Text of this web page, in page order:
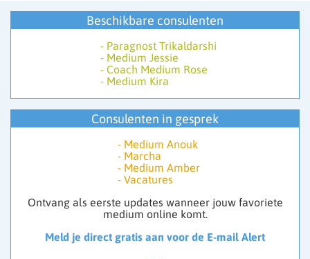
- Fotoreading
- Sjamaan
“We selecteren onze medewerkers met zorg”
Wij bieden je een professionele werkomgeving waarin
je talenten tot hun recht komen.
👉 Meld je aan en start direct met werken vanuit jouw
Wil je consulent worden? Klik op ‘Vacature’ via het
Beschikbare consulenten
- Paragnost Trikaldarshi
- Medium Jessie
- Coach Medium Rose
- Medium Kira
Consulenten in gesprek
- Medium Anouk
- Marcha
- Medium Amber
- Vacatures
Ontvang als eerste updates wanneer jouw favoriete
medium online komt.
Meld je direct gratis aan voor de E-mail Alert